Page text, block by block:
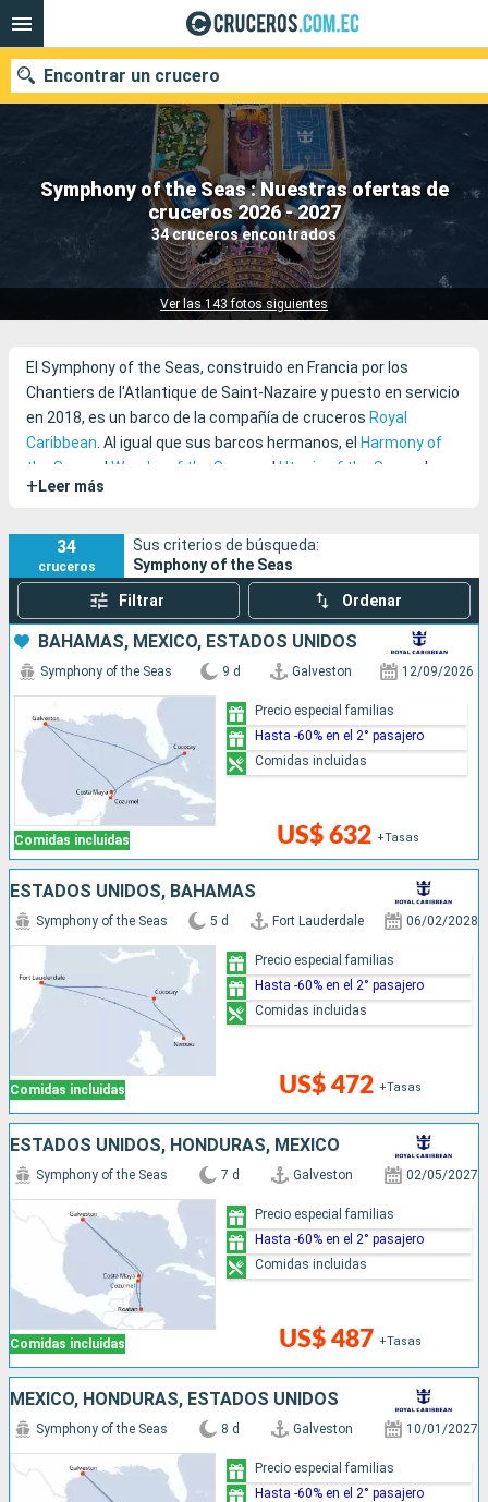
Symphony of the Seas : Nuestras ofertas de
cruceros 2026 - 2027
34 cruceros encontrados
Ver las 143 fotos siguientes
Encontrar un crucero
Nuestros destinos
Fecha de salida
El Symphony of the Seas, construido en Francia por los
Chantiers de l'Atlantique de Saint-Nazaire y puesto en servicio
en 2018, es un barco de la compañía de cruceros Royal
Caribbean. Al igual que sus barcos hermanos, el Harmony of
the Seas
, el Wonder of the Seas y el Utopia of the Seas
, el
Symphony of the Seas pertenece a la clase Oasis, cuyos
gama de entretenimientos para toda la familia.
+ Leer más
34
cruceros
Sus criterios de búsqueda:
Symphony of the Seas
Filtrar Ordenar
BAHAMAS, MÉXICO, ESTADOS UNIDOS
Comidas incluidas
Symphony of the Seas 9 d Galveston 12/09/2026
US$ 632 +Tasas
Precio especial familias
Hasta -60% en el 2° pasajero
Comidas incluidas
ESTADOS UNIDOS, BAHAMAS
Comidas incluidas
Symphony of the Seas 5 d Fort Lauderdale 06/02/2028
US$ 472 +Tasas
Precio especial familias
Hasta -60% en el 2° pasajero
Comidas incluidas
ESTADOS UNIDOS, HONDURAS, MÉXICO
Comidas incluidas
Symphony of the Seas 7 d Galveston 02/05/2027
US$ 487 +Tasas
Precio especial familias
Hasta -60% en el 2° pasajero
Comidas incluidas
MÉXICO, HONDURAS, ESTADOS UNIDOS
Symphony of the Seas 8 d Galveston 10/01/2027
Precio especial familias
Hasta -60% en el 2° pasajero